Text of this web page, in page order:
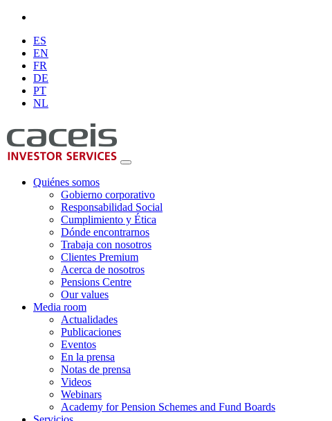
ES
EN
FR
DE
PT
NL
Quiénes somos
Gobierno corporativo
Responsabilidad Social
Cumplimiento y Ética
Dónde encontrarnos
Trabaja con nosotros
Clientes Premium
Acerca de nosotros
Pensions Centre
Our values
Media room
Actualidades
Publicaciones
Eventos
En la prensa
Notas de prensa
Videos
Webinars
Academy for Pension Schemes and Fund Boards